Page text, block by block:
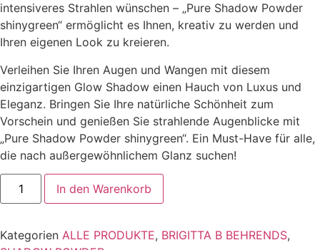
intensiveres Strahlen wünschen – „Pure Shadow Powder
shinygreen“ ermöglicht es Ihnen, kreativ zu werden und
Ihren eigenen Look zu kreieren.
Verleihen Sie Ihren Augen und Wangen mit diesem
einzigartigen Glow Shadow einen Hauch von Luxus und
Eleganz. Bringen Sie Ihre natürliche Schönheit zum
Vorschein und genießen Sie strahlende Augenblicke mit
„Pure Shadow Powder shinygreen“. Ein Must-Have für alle,
die nach außergewöhnlichem Glanz suchen!
Pure
Shadow
Powder
In den Warenkorb
Kategorien ALLE PRODUKTE, BRIGITTA B BEHRENDS,